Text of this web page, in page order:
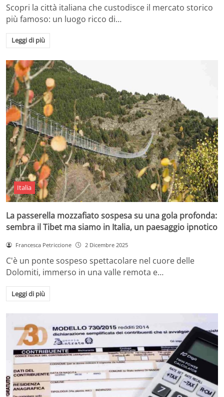
Scopri la città italiana che custodisce il mercato storico
più famoso: un luogo ricco di…
Leggi di più
Italia
La passerella mozzafiato sospesa su una gola profonda:
sembra il Tibet ma siamo in Italia, un paesaggio ipnotico
Francesca Petriccione 2 Dicembre 2025
C'è un ponte sospeso spettacolare nel cuore delle
Dolomiti, immerso in una valle remota e…
Leggi di più